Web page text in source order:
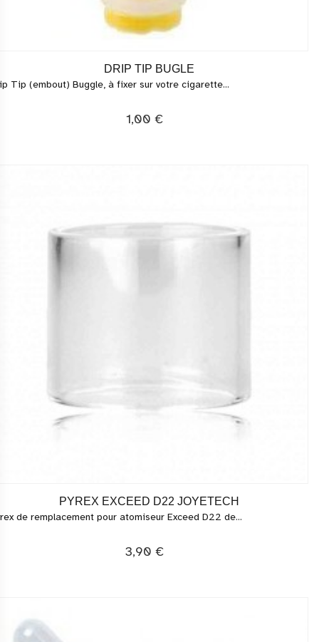
DRIP TIP BUGLE
Tip (embout) Buggle, à fixer sur votre cigarette...
1,00 €
PYREX EXCEED D22 JOYETECH
de remplacement pour atomiseur Exceed D22 de...
3,90 €